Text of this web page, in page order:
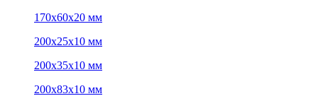
170х60х20 мм
200х25х10 мм
200х35х10 мм
200х83х10 мм